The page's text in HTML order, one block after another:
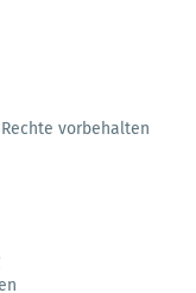
vorbehalten